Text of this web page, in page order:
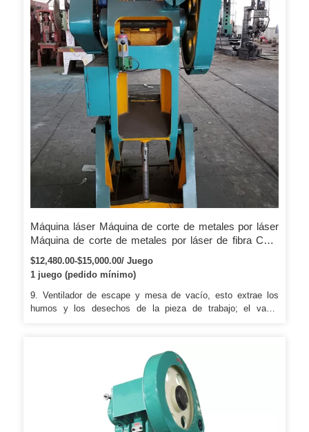
bronce…
Máquina láser Máquina de corte de metales por láser
Máquina de corte de metales por láser de fibra CNC
Hongniu 3015 1000W
$12,480.00-$15,000.00/ Juego
1 juego (pedido mínimo)
9. Ventilador de escape y mesa de vacío, esto extrae los
humos y los desechos de la pieza de trabajo; el vacío
espesores de material y combinaciones en una sola
operación 3. Sin deformación del material debido al
procesamiento de material sin contacto 4. Procesamiento
altamente controlable, repetible y preciso. Etc. precio de la
máquina grabado con láser Industrias aplicables: publicidad,
artes y artesanías, cuero, juguetes, prendas de vestir,